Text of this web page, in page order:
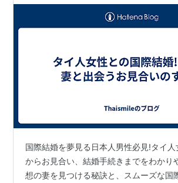
国際結婚を夢見る日本人男性必見!タイ
からお見合い、結婚手続きまでをわかり
想の妻を見つける秘訣と、スムーズな国